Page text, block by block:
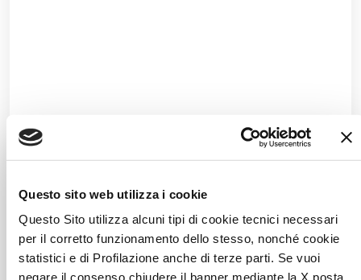
Questo sito web utilizza i cookie
Questo Sito utilizza alcuni tipi di cookie tecnici necessari
per il corretto funzionamento dello stesso, nonché cookie
statistici e di Profilazione anche di terze parti. Se vuoi
negare il consenso chiudere il banner mediante la X posta